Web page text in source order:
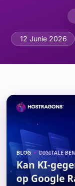
Kan KI-
12 Junie 2026